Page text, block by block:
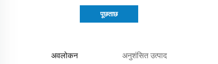
पूछताछ
अवलोकन अनुशंसित उत्पाद